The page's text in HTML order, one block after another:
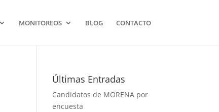
MONITOREOS BLOG CONTACTO
Últimas Entradas
Candidatos de MORENA por
encuesta